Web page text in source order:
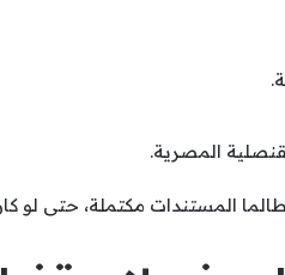
المصرية.
طالما المستندات مكتملة، حتى لو